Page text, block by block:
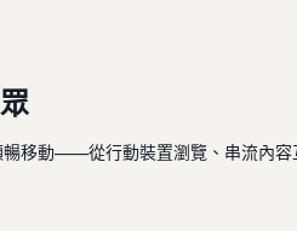
移動——從行動裝置瀏覽、串流內